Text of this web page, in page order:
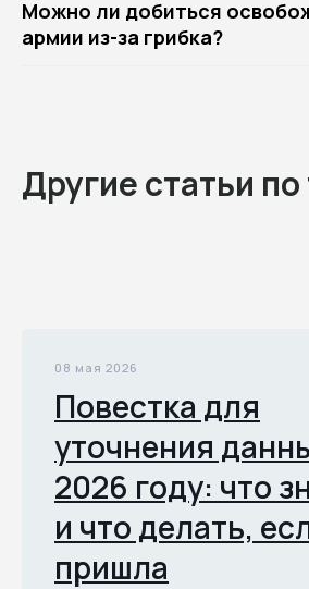
Можно ли добиться
армии из-за грибка?
Другие статьи
08 мая 2026
Повестка для
уточнения
2026 году: что
и что делать,
пришла